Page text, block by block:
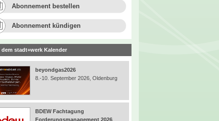
Abonnement bestellen
Abonnement kündigen
dem stadt+werk Kalender
beyondgas2026
8.-10. September 2026, Oldenburg
BDEW Fachtagung
Forderungsmanagement 2026